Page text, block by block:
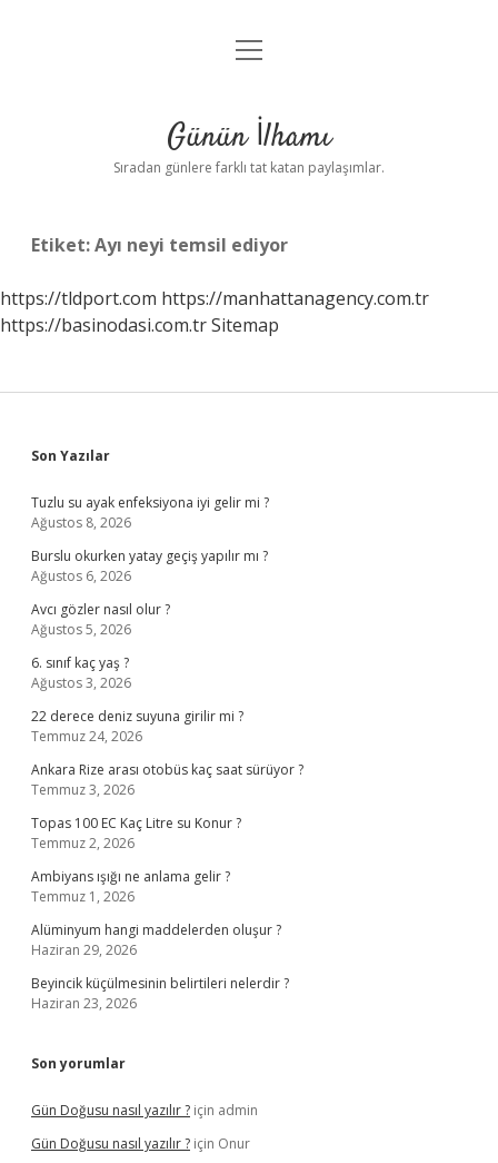
Anasayfa
Yasal Uyarı
menüyü
Günün İlhamı
Sıradan günlere farklı tat katan paylaşımlar.
Etiket:Ayı neyi temsil ediyor
https://tldport.com https://manhattanagency.com.tr
https://basinodasi.com.trSitemap
Sidebar
Son Yazılar
Tuzlu su ayak enfeksiyona iyi gelir mi ?
Ağustos 8, 2026
Burslu okurken yatay geçiş yapılır mı ?
Ağustos 6, 2026
Avcı gözler nasıl olur ?
Ağustos 5, 2026
6. sınıf kaç yaş ?
Ağustos 3, 2026
22 derece deniz suyuna girilir mi ?
Temmuz 24, 2026
Ankara Rize arası otobüs kaç saat sürüyor ?
Temmuz 3, 2026
Topas 100 EC Kaç Litre su Konur ?
Temmuz 2, 2026
Ambiyans ışığı ne anlama gelir ?
Temmuz 1, 2026
Alüminyum hangi maddelerden oluşur ?
Haziran 29, 2026
Beyincik küçülmesinin belirtileri nelerdir ?
Haziran 23, 2026
Son yorumlar
Gün Doğusu nasıl yazılır ? için admin
Gün Doğusu nasıl yazılır ? için Onur